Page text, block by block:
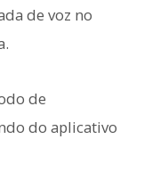
de voz no
de
do aplicativo